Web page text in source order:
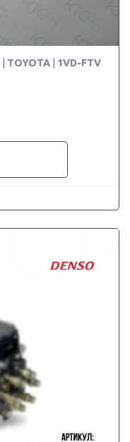
TOYOTA 1VD-FTV